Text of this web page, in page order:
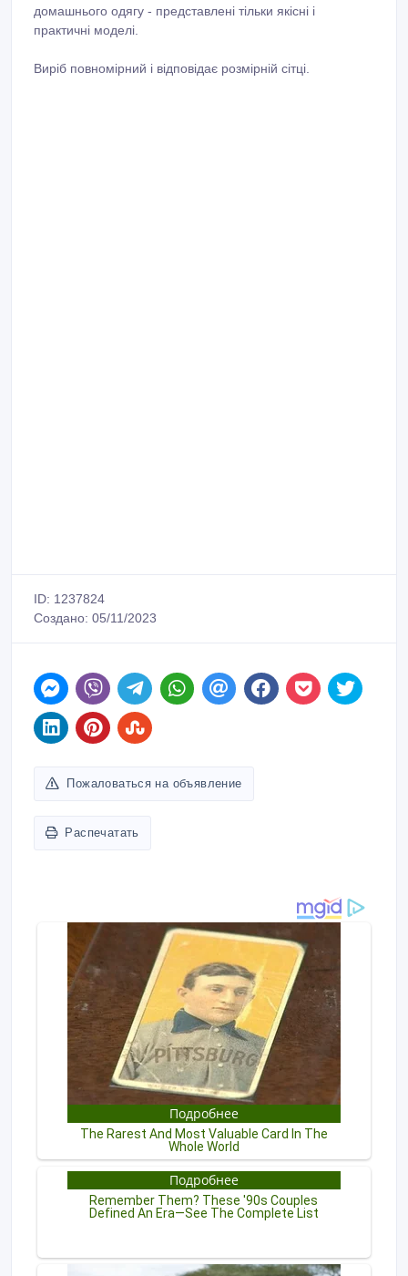
домашнього одягу - представлені тільки якісні і
практичні моделі.
Виріб повномірний і відповідає розмірній сітці.
ID: 1237824
Создано: 05/11/2023
Пожаловаться на объявление
Распечатать